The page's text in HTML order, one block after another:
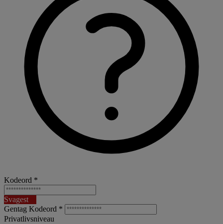
Kodeord *
Svagest
Gentag Kodeord *
Privatlivsniveau